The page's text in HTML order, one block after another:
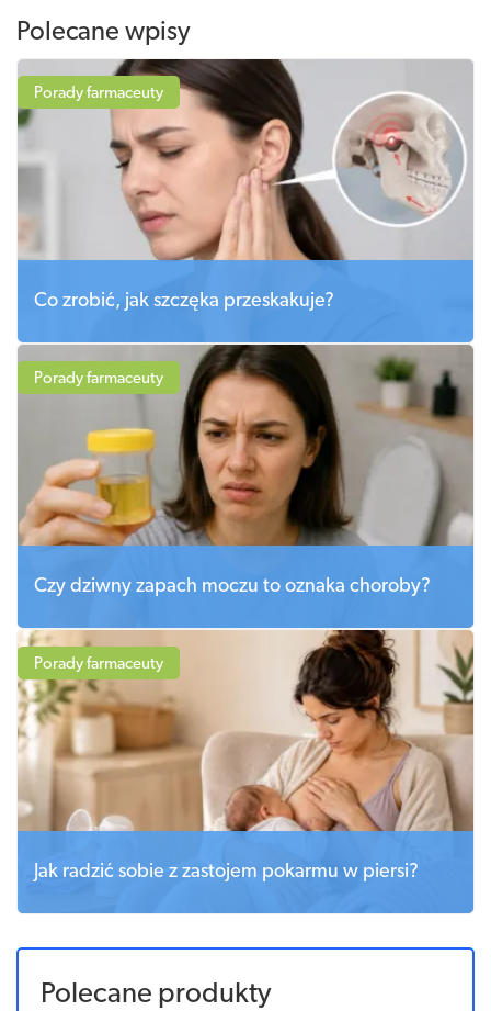
Polecane wpisy
Porady farmaceuty
Co zrobić, jak szczęka przeskakuje?
Porady farmaceuty
Czy dziwny zapach moczu to oznaka choroby?
Porady farmaceuty
Jak radzić sobie z zastojem pokarmu w piersi?
Polecane produkty